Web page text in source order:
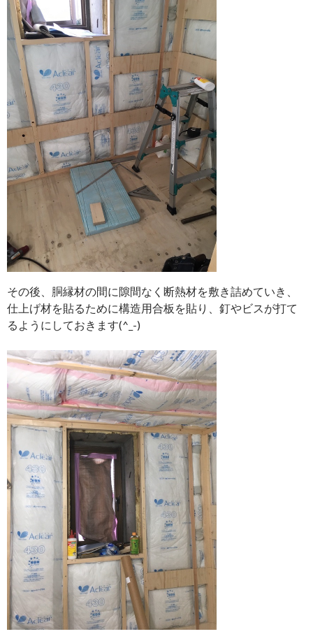
その後、胴縁材の間に隙間なく断熱材を敷き詰めていき、
仕上げ材を貼るために構造用合板を貼り、釘やビスが打て
るようにしておきます(^_-)